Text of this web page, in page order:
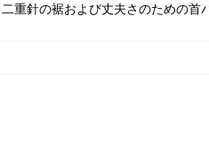
二重針の裾および丈夫さのための首